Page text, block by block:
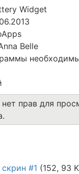
Widget
Belle
прав для
#1 (152, 93